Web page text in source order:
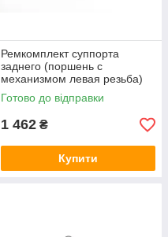
Ремкомплект суппорта
заднего (поршень с
механизмом левая резьба)
FORD TRANSIT 2014-
FRENKIT
Готово до відправки
1 462 ₴
Купити